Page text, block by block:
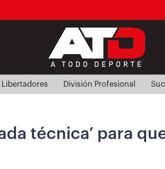
Libertadores División Profesional
técnica’ para